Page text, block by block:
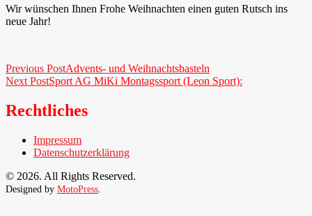
Wir wünschen Ihnen Frohe Weihnachten einen guten Rutsch ins
neue Jahr!
Beitragsnavigation
Previous PostAdvents- und Weihnachtsbasteln
Next PostSport AG MiKi Montagssport (Leon Sport):
Rechtliches
Impressum
Datenschutzerklärung
© 2026. All Rights Reserved.
Designed by MotoPress